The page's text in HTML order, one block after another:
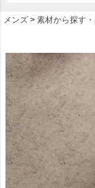
メンズ 素材から探す